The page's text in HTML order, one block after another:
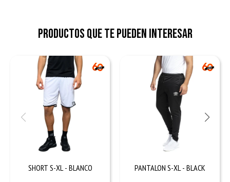
Productos que te pueden interesar
SHORT S-XL - BLANCO PANTALON S-XL - BLACK